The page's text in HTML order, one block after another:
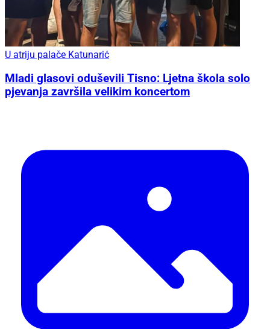
U atriju palače Katunarić
Mladi glasovi oduševili Tisno: Ljetna škola solo
pjevanja završila velikim koncertom